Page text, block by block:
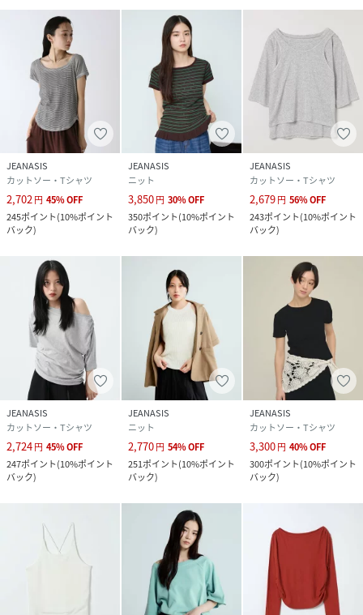
JEANASIS
カットソー・Tシャツ
2,702円 45%OFF
245ポイント(10%ポイント
バック)
JEANASIS
ニット
3,850円 30%OFF
350ポイント(10%ポイント
バック)
JEANASIS
カットソー・Tシャツ
2,679円 56%OFF
243ポイント(10%ポイント
バック)
JEANASIS
カットソー・Tシャツ
2,724円 45%OFF
247ポイント(10%ポイント
バック)
JEANASIS
ニット
2,770円 54%OFF
251ポイント(10%ポイント
バック)
JEANASIS
カットソー・Tシャツ
3,300円 40%OFF
300ポイント(10%ポイント
バック)